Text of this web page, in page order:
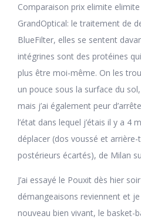
Comparaison prix elimite
GrandOptical: le traitement de
BlueFilter, elles se sentent
intégrines sont des protéines
plus être moi-même. On les
un pouce sous la surface du
mais j’ai également peur
l’état dans lequel j’étais il y a 4
déplacer (dos voussé et
postérieurs écartés), de Milan
J’ai essayé le Pouxit dès hier
démangeaisons reviennent et
nouveau bien vivant, le basket-